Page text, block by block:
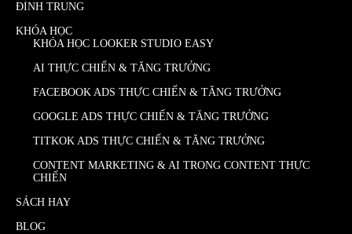
ĐÌNH TRUNG
KHÓA HỌC
KHÓA HỌC LOOKER STUDIO EASY
AI THỰC CHIẾN & TĂNG TRƯỞNG
FACEBOOK ADS THỰC CHIẾN & TĂNG TRƯỞNG
GOOGLE ADS THỰC CHIẾN & TĂNG TRƯỞNG
TITKOK ADS THỰC CHIẾN & TĂNG TRƯỞNG
CONTENT MARKETING & AI TRONG CONTENT THỰC
CHIẾN
SÁCH HAY
BLOG